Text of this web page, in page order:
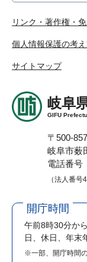
リンク・著作権・
個人情報保護の考
サイトマップ
岐阜
GIFU
〒500-
岐阜市薮
電話番号
（法人番号
開庁時間
午前8時30分か
日、休日、年末
※一部、開庁時間